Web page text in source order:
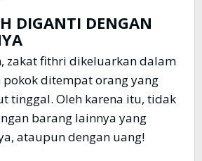
DIGANTI DENGAN
zakat fithri dikeluarkan dalam
ditempat orang yang
tinggal. Oleh karena itu, tidak
barang lainnya yang
ataupun dengan uang!